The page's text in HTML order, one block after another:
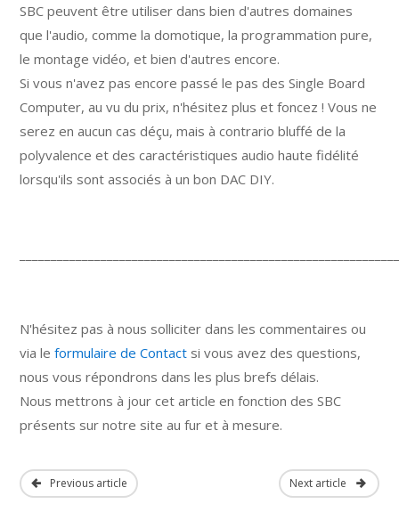
SBC peuvent être utiliser dans bien d'autres domaines
que l'audio, comme la domotique, la programmation pure,
le montage vidéo, et bien d'autres encore.
Si vous n'avez pas encore passé le pas des Single Board
Computer, au vu du prix, n'hésitez plus et foncez ! Vous ne
serez en aucun cas déçu, mais à contrario bluffé de la
polyvalence et des caractéristiques audio haute fidélité
lorsqu'ils sont associés à un bon DAC DIY.
N'hésitez pas à nous solliciter dans les commentaires ou
via leformulaire de Contact si vous avez des questions,
nous vous répondrons dans les plus brefs délais.
Nous mettrons à jour cet article en fonction des SBC
présents sur notre site au fur et à mesure.
Previous article Next article